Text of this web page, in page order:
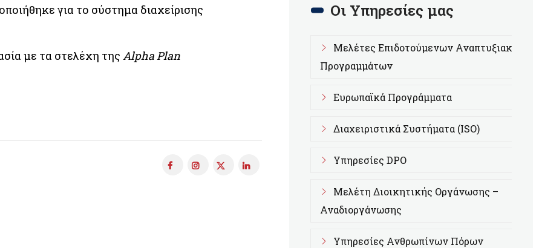
για το σύστημα διαχείρισης
με τα στελέχη της Alpha Plan
Οι Υπηρεσίες μας
Μελέτες Επιδοτούμενων Αναπτυξιακών
Προγραμμάτων
Ευρωπαϊκά Προγράμματα
Διαχειριστικά Συστήματα (ISO)
Υπηρεσίες DPO
Μελέτη Διοικητικής Οργάνωσης –
Αναδιοργάνωσης
Υπηρεσίες Ανθρωπίνων Πόρων